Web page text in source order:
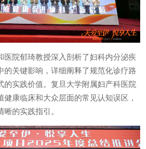
医院郁琦教授深入剖析了妇科内分泌疾
的关键影响，详细阐释了规范化诊疗路
的实践价值。复旦大学附属妇产科医院
康临床和大众层面的常见认知误区，
的实践指引。